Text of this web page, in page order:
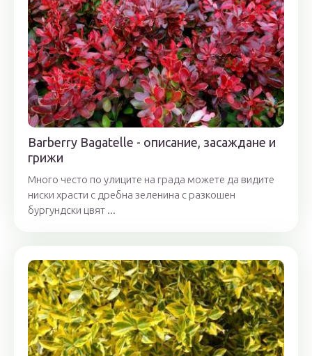
Barberry Bagatelle - описание, засаждане и
грижи
Много често по улиците на града можете да видите
ниски храсти с дребна зеленина с разкошен
бургундски цвят ...